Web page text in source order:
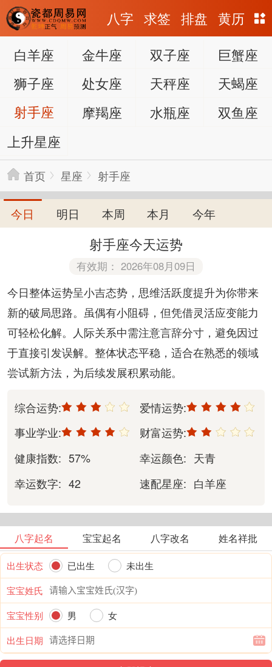
八字 求签 排盘 黄历
白羊座
金牛座 双子座
巨蟹座
狮子座
处女座 天秤座
天蝎座
射手座
摩羯座 水瓶座
双鱼座
上升星座
首页 星座 射手座
今日 明日 本周 本月 今年
射手座今天运势
有效期： 2026年08月09日
今日整体运势呈小吉态势，思维活跃度提升为你带来
新的破局思路。虽偶有小阻碍，但凭借灵活应变能力
可轻松化解。人际关系中需注意言辞分寸，避免因过
于直接引发误解。整体状态平稳，适合在熟悉的领域
尝试新方法，为后续发展积累动能。
综合运势:
爱情运势:
事业学业:
财富运势:
健康指数: 57% 幸运颜色: 天青
幸运数字: 42 速配星座: 白羊座
八字起名 宝宝起名 八字改名 姓名祥批
出生状态 已出生
未出生
宝宝姓氏
宝宝性别
男
女
出生日期